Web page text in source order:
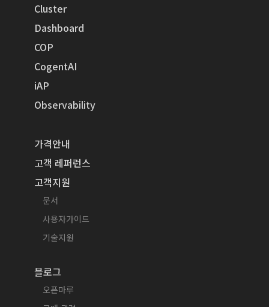
Cluster
Dashboard
COP
CogentAI
iAP
Observability
가격안내
고객 레퍼런스
고객지원
문서
사용자가이드
기술지원
블로그
오픈마루